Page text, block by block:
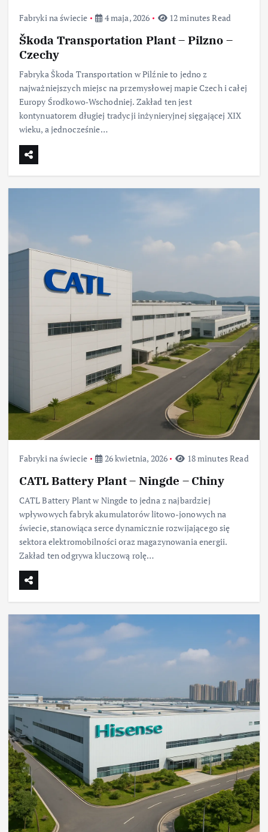
Fabryki na świecie 4 maja, 2026 12 minutes Read
Škoda Transportation Plant – Pilzno –
Czechy
Fabryka Škoda Transportation w Pilźnie to jedno z
najważniejszych miejsc na przemysłowej mapie Czech i całej
Europy Środkowo‑Wschodniej. Zakład ten jest
kontynuatorem długiej tradycji inżynieryjnej sięgającej XIX
wieku, a jednocześnie…
Fabryki na świecie 26 kwietnia, 2026 18 minutes Read
CATL Battery Plant – Ningde – Chiny
CATL Battery Plant w Ningde to jedna z najbardziej
wpływowych fabryk akumulatorów litowo-jonowych na
świecie, stanowiąca serce dynamicznie rozwijającego się
sektora elektromobilności oraz magazynowania energii.
Zakład ten odgrywa kluczową rolę…